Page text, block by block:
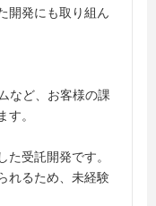
開発にも取り組ん
など、お客様の課
す。
受託開発です。
れるため、未経験